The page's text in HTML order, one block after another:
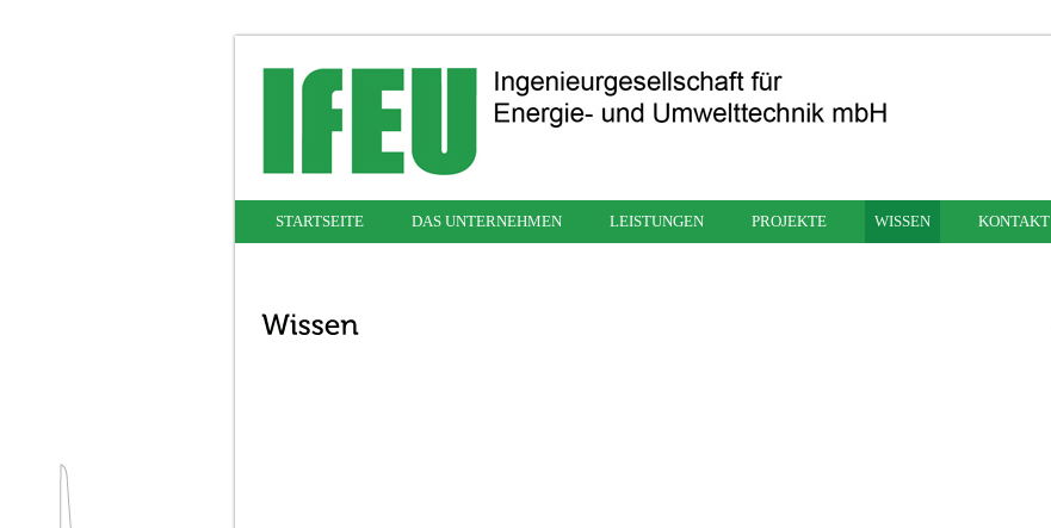
STARTSEITE DAS UNTERNEHMEN LEISTUNGEN PROJEKTE WISSEN KONTAKT